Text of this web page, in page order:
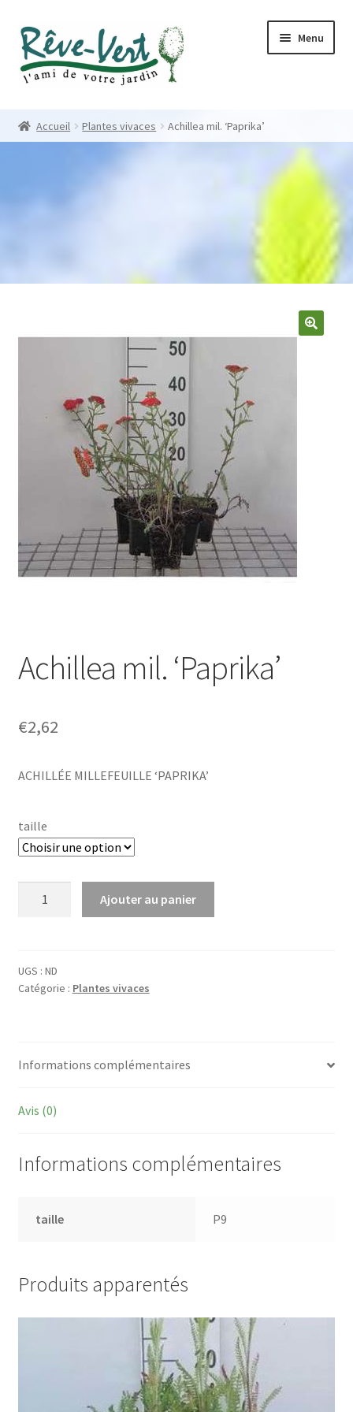
Skip
to
navigation
Skip
to
content
Menu
Accueil Plantes vivaces Achillea mil. ‘Paprika’
Achillea mil. ‘Paprika’
€2,62
ACHILLÉE MILLEFEUILLE ‘PAPRIKA’
taille
'Paprika'
Ajouter au panier
UGS : ND
Catégorie : Plantes vivaces
Informations complémentaires
Avis (0)
Informations complémentaires
taille P9
Produits apparentés